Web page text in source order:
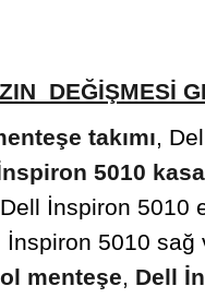
DEĞİŞMESİ
takımı,
5010
İnspiron 5010
5010 sağ
menteşe, Dell